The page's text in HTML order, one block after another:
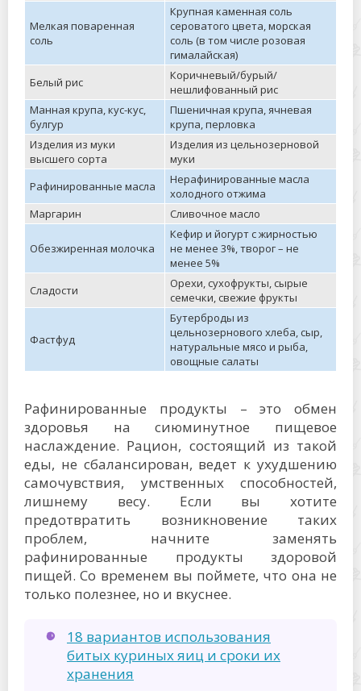
Мелкая поваренная
соль
Крупная каменная соль
сероватого цвета, морская
соль (в том числе розовая
гималайская)
Белый рис
Коричневый/бурый/
нешлифованный рис
Манная крупа, кус-кус,
булгур
Пшеничная крупа, ячневая
крупа, перловка
Изделия из муки
высшего сорта
Изделия из цельнозерновой
муки
Рафинированные масла
Нерафинированные масла
холодного отжима
Маргарин
Сливочное масло
Обезжиренная молочка
Кефир и йогурт с жирностью
не менее 3%, творог – не
менее 5%
Сладости
Орехи, сухофрукты, сырые
семечки, свежие фрукты
Фастфуд
Бутерброды из
цельнозернового хлеба, сыр,
натуральные мясо и рыба,
овощные салаты
Рафинированные продукты – это обмен
здоровья на сиюминутное пищевое
наслаждение. Рацион, состоящий из такой
еды, не сбалансирован, ведет к ухудшению
самочувствия, умственных способностей,
лишнему весу. Если вы хотите
предотвратить возникновение таких
проблем, начните заменять
рафинированные продукты здоровой
пищей. Со временем вы поймете, что она не
только полезнее, но и вкуснее.
18 вариантов использования
битых куриных яиц и сроки их
хранения